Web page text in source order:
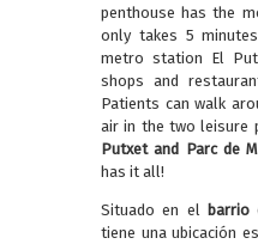
penthouse has the
only takes 5
metro station El
shops and
Patients can walk
air in the two leisure
Putxet and Parc de
has it all!
Situado en el barrio
tiene una ubicación